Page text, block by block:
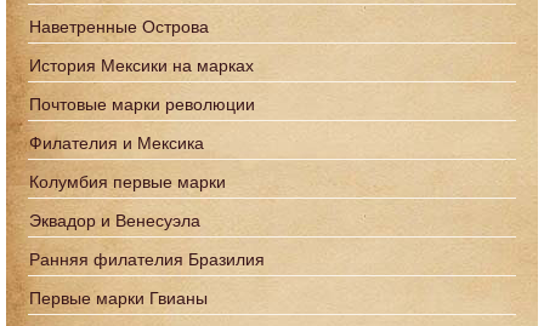
Наветренные Острова
История Мексики на марках
Почтовые марки революции
Филателия и Мексика
Колумбия первые марки
Эквадор и Венесуэла
Ранняя филателия Бразилия
Первые марки Гвианы